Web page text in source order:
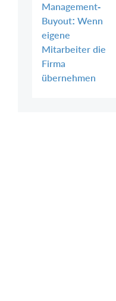
Management-
Buyout: Wenn
eigene
Mitarbeiter die
Firma
übernehmen